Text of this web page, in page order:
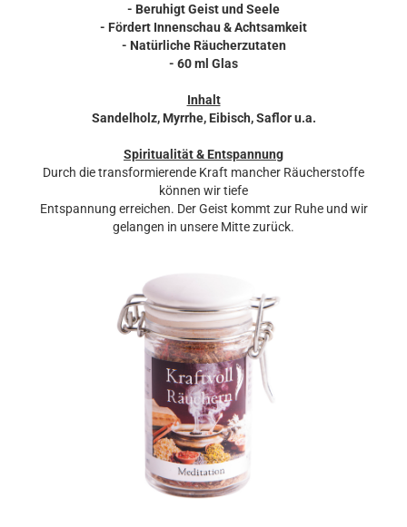
- Beruhigt Geist und Seele
- Fördert Innenschau & Achtsamkeit
- Natürliche Räucherzutaten
- 60 ml Glas
Inhalt
Sandelholz, Myrrhe, Eibisch, Saflor u.a.
Spiritualität & Entspannung
Durch die transformierende Kraft mancher Räucherstoffe
können wir tiefe
Entspannung erreichen. Der Geist kommt zur Ruhe und wir
gelangen in unsere Mitte zurück.